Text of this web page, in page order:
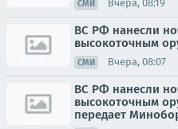
СМИ Вчера, 08:19
ВС РФ нанесли
высокоточным
СМИ Вчера, 08:07
ВС РФ нанесли
высокоточным
передает